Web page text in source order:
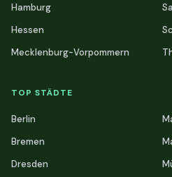
Hamburg
Hessen
Mecklenburg-Vorpommern
TOP STÄDTE
Berlin
Bremen
Dresden